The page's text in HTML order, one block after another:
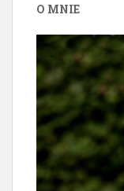
O MNIE